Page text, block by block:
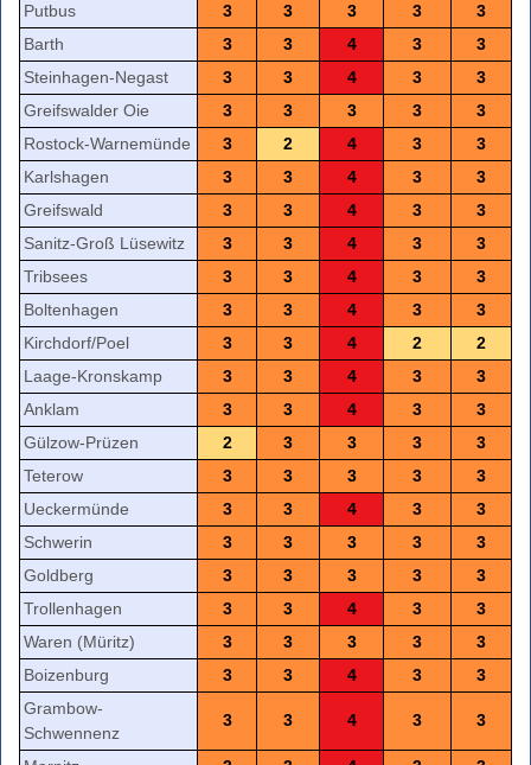
Putbus
3 3 3 3
3
Barth
3 3 4 3
3
Steinhagen-Negast
3 3 4 3
3
Greifswalder Oie
3 3 3 3
3
Rostock-Warnemünde
3 2 4 3
3
Karlshagen
3 3 4 3
3
Greifswald
3 3 4 3
3
Sanitz-Groß Lüsewitz
3 3 4 3
3
Tribsees
3 3 4 3
3
Boltenhagen
3 3 4 3
3
Kirchdorf/Poel
3 3 4 2
2
Laage-Kronskamp
3 3 4 3
3
Anklam
3 3 4 3
3
Gülzow-Prüzen
2 3 3 3
3
Teterow
3 3 3 3
3
Ueckermünde
3 3 4 3
3
Schwerin
3 3 3 3
3
Goldberg
3 3 3 3
3
Trollenhagen
3 3 4 3
3
Waren (Müritz)
3 3 3 3
3
Boizenburg
3 3 4 3
3
Grambow-
Schwennenz
3 3 4 3 3